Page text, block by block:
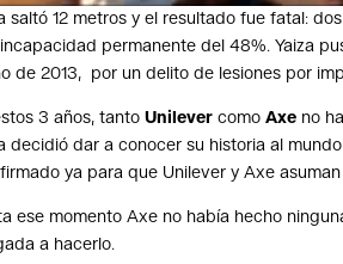
saltó 12 metros y el resultado fue fatal:
permanente del 48%. Yaiza
de 2013, por un delito de lesiones por
3 años, tantoUnilever comoAxe no
decidió dar a conocer su historia al
ya para que Unilever y Axe
ese momento Axe no había hecho
a hacerlo.